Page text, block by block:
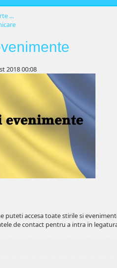
...
2018 00:08
puteti accesa toate stirile si
de contact pentru a intra in